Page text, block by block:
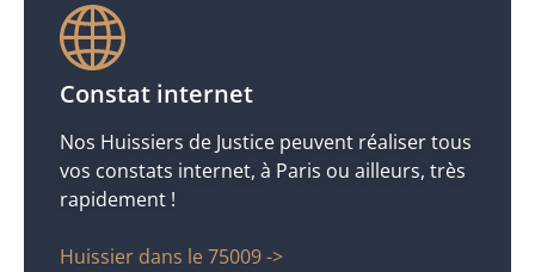
Constat internet
Nos Huissiers de Justice peuvent réaliser tous
vos constats internet, à Paris ou ailleurs, très
rapidement !
Huissier dans le 75009 ->